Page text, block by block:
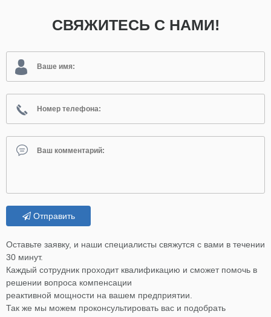
СВЯЖИТЕСЬ С НАМИ!
Отправить
Оставьте заявку, и наши специалисты свяжутся с вами в течении
30 минут.
Каждый сотрудник проходит квалификацию и сможет помочь в
решении вопроса компенсации
реактивной мощности на вашем предприятии.
Так же мы можем проконсультировать вас и подобрать